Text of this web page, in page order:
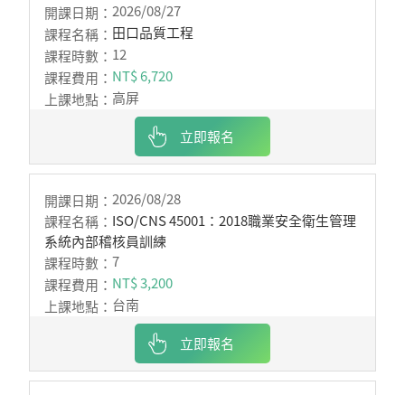
2026/08/27
田口品質工程
12
NT$ 6,720
高屏
立即報名
2026/08/28
ISO/CNS 45001：2018職業安全衛生管理
系統內部稽核員訓練
7
NT$ 3,200
台南
立即報名